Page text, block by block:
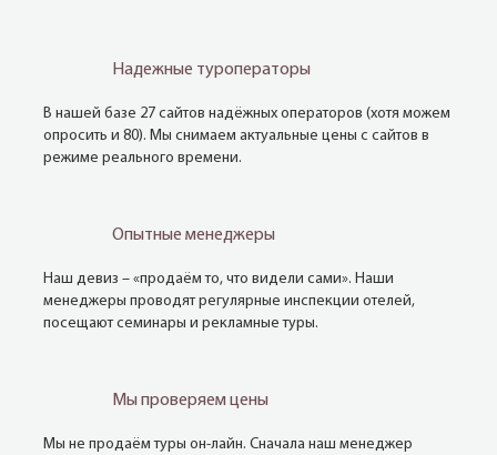
Надежные туроператоры
В нашей базе 27 сайтов надёжных операторов (хотя можем
опросить и 80). Мы снимаем актуальные цены с сайтов в
режиме реального времени.
Опытные менеджеры
Наш девиз – «продаём то, что видели сами». Наши
менеджеры проводят регулярные инспекции отелей,
посещают семинары и рекламные туры.
Мы проверяем цены
Мы не продаём туры он-лайн. Сначала наш менеджер